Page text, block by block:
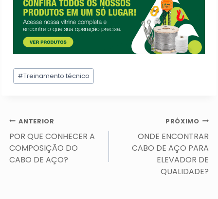
Tags
do
#Treinamento técnico
Navegação
de
Post
ANTERIOR
POR QUE CONHECER A
COMPOSIÇÃO DO
CABO DE AÇO?
PRÓXIMO
ONDE ENCONTRAR
CABO DE AÇO PARA
ELEVADOR DE
QUALIDADE?